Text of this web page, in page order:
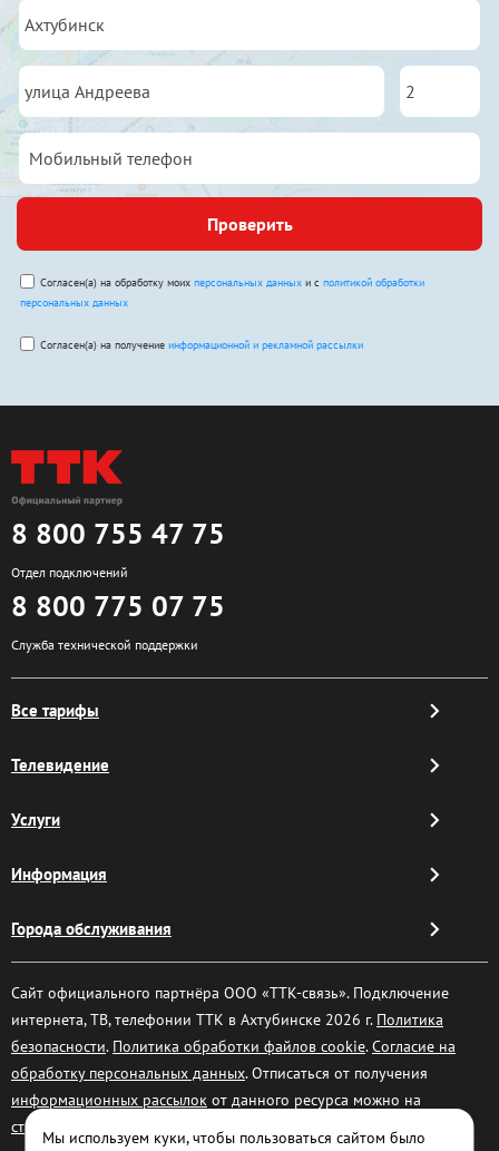
Проверить
Согласен(а) на обработку моих персональных данных и с политикой обработки
персональных данных
Согласен(а) на получение информационной и рекламной рассылки
8 800 755 47 75
Отдел подключений
8 800 775 07 75
Служба технической поддержки
Все тарифы
Телевидение
Услуги
Информация
Города обслуживания
Сайт официального партнёра ООО «ТТК-связь». Подключение
интернета, ТВ, телефонии ТТК в Ахтубинске 2026 г. Политика
безопасности. Политика обработки файлов cookie.Согласие на
обработку персональных данных. Отписаться от получения
информационных рассылок от данного ресурса можно на
странице
Мы используем куки, чтобы пользоваться сайтом было